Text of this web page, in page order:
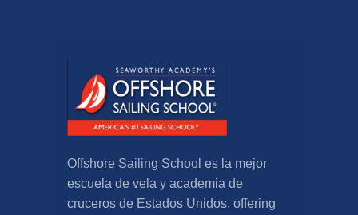
Offshore Sailing School es la mejor
escuela de vela y academia de
cruceros de Estados Unidos, offering